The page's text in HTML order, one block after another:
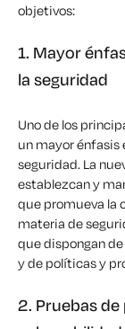
objetivos:
1. Mayor
la seguridad
Uno de los
un mayor énfasis
seguridad. La
establezcany
que promueva la
materia de
que dispongan
y de políticas y
2. Pruebas